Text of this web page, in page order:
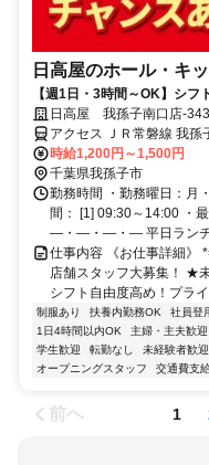
日高屋のホール・キ
【週1日・3時間～OK】シ
事補助あり
日高屋 我孫子南口店-343
アクセス ＪＲ常磐線 我
我孫子（千葉県）南口徒
時給1,200円～1,500円
千葉県我孫子市
勤務時間 ・勤務曜日：月
間： [1] 09:30～14:00 ・
―・―・―・― 平日ランチ
仕事内容 《お仕事詳細》
店舗スタッフ大募集！ ★
シフト自由度高め！プラ
制服あり 扶養内勤務OK 社員登
1日4時間以内OK
主婦・主夫歓迎
学生歓迎
転勤なし 未経験者歓迎
オープニングスタッフ
交通費支
前へ 1